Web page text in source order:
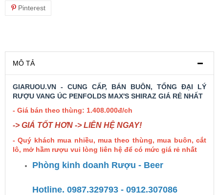
RƯỢU COGNAC
BIA NGOẠI
TRỐNG RƯỢU
Vang Newzeland giá rẻ nhất
Rượu Vang Argentina
Pinterest
MÔ TẢ
GIARUOU.VN - CUNG CẤP, BÁN BUÔN, TỔNG ĐẠI LÝ
RƯỢU VANG ÚC PENFOLDS MAX'S SHIRAZ GIÁ RẺ NHẤT
- Giá bán theo thùng: 1.408.000đ/ch
-> GIÁ TỐT HƠN -> LIÊN HỆ NGAY!
- Quý khách mua nhiều, mua theo thùng, mua buôn, cắt
lô, mở hầm rượu vui lòng liên hệ để có mức giá rẻ nhất
Phòng kinh doanh Rượu - Beer
Hotline. 0987.329793 - 0912.307086